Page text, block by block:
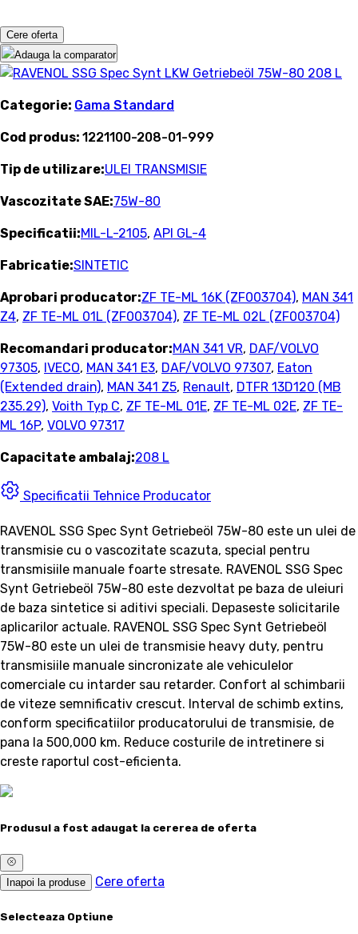
Cere oferta
Adauga la comparator
Categorie: Gama Standard
Cod produs: 1221100-208-01-999
Tip de utilizare:ULEI TRANSMISIE
Vascozitate SAE:75W-80
Specificatii:MIL-L-2105, API GL-4
Fabricatie:SINTETIC
Aprobari producator:ZF TE-ML 16K (ZF003704), MAN 341
Z4, ZF TE-ML 01L (ZF003704), ZF TE-ML 02L (ZF003704)
Recomandari producator:MAN 341 VR, DAF/VOLVO
97305, IVECO, MAN 341 E3, DAF/VOLVO 97307, Eaton
(Extended drain), MAN 341 Z5, Renault, DTFR 13D120 (MB
235.29), Voith Typ C, ZF TE-ML 01E, ZF TE-ML 02E, ZF TE-
ML 16P, VOLVO 97317
Capacitate ambalaj:208 L
Specificatii Tehnice Producator
RAVENOL SSG Spec Synt Getriebeöl 75W-80 este un ulei de
transmisie cu o vascozitate scazuta, special pentru
transmisiile manuale foarte stresate. RAVENOL SSG Spec
Synt Getriebeöl 75W-80 este dezvoltat pe baza de uleiuri
de baza sintetice si aditivi speciali. Depaseste solicitarile
aplicarilor actuale. RAVENOL SSG Spec Synt Getriebeöl
75W-80 este un ulei de transmisie heavy duty, pentru
transmisiile manuale sincronizate ale vehiculelor
comerciale cu intarder sau retarder. Confort al schimbarii
de viteze semnificativ crescut. Interval de schimb extins,
conform specificatiilor producatorului de transmisie, de
pana la 500,000 km. Reduce costurile de intretinere si
creste raportul cost-eficienta.
Produsul a fost adaugat la cererea de oferta
Inapoi la produse Cere oferta
Selecteaza Optiune